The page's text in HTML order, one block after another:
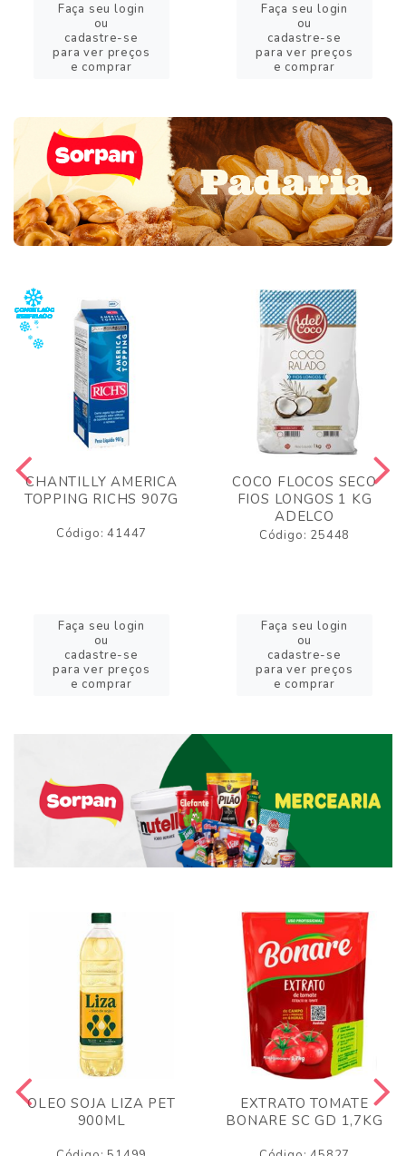
Faça seu login
ou
cadastre-se
para ver preços
e comprar
Faça seu login
ou
cadastre-se
para ver preços
e comprar
CHANTILLY AMERICA
TOPPING RICHS 907G
Código: 41447
Faça seu login
ou
cadastre-se
para ver preços
e comprar
COCO FLOCOS SECO
FIOS LONGOS 1 KG
ADELCO
Código: 25448
Faça seu login
ou
cadastre-se
para ver preços
e comprar
OLEO SOJA LIZA PET
900ML
EXTRATO TOMATE
BONARE SC GD 1,7KG